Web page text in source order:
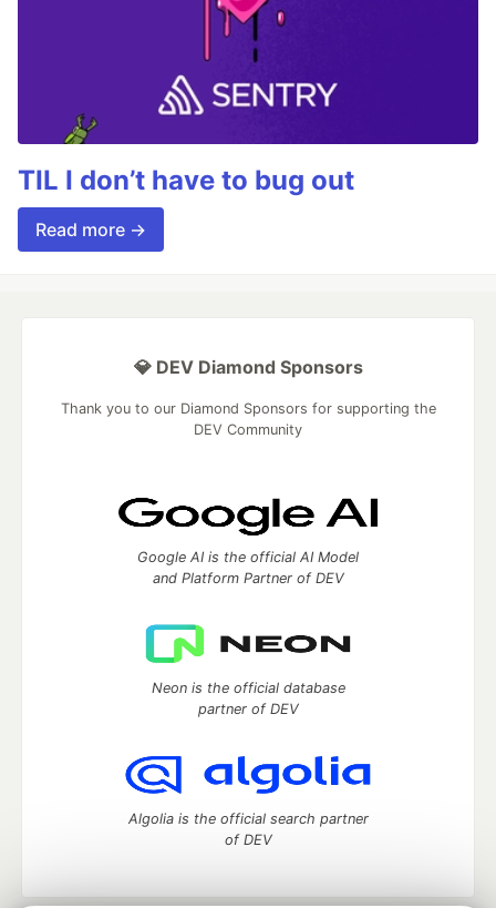
TIL I don’t have to bug out
Read more →
💎 DEV Diamond Sponsors
Thank you to our Diamond Sponsors for supporting the
DEV Community
Google AI is the official AI Model
and Platform Partner of DEV
Neon is the official database
partner of DEV
Algolia is the official search partner
of DEV